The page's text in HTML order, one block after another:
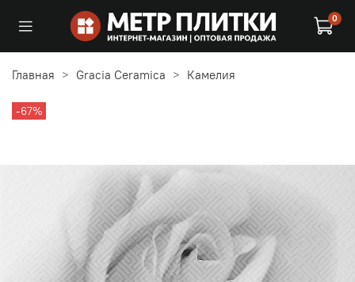
0
Главная Gracia Ceramica Камелия
-67%